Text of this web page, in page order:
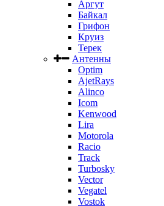
Аргут
Байкал
Грифон
Круиз
Терек
Антенны
Optim
AjetRays
Alinco
Icom
Kenwood
Lira
Motorola
Racio
Track
Turbosky
Vector
Vegatel
Vostok